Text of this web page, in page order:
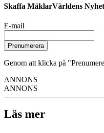
Skaffa MäklarVärldens
E-mail
Prenumerera
Genom att klicka på
ANNONS
ANNONS
Läs mer